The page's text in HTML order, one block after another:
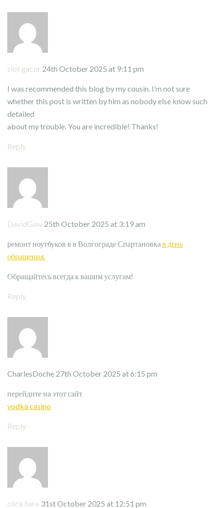
slot gacor 24th October 2025 at 9:11 pm
I was recommended this blog by my cousin. I’m not sure
whether this post is written by him as nobody else know such
detailed
about my trouble. You are incredible! Thanks!
Reply
DavidGaw 25th October 2025 at 3:19 am
ремонт ноутбуков в в Волгограде Спартановка в день
обращения.
Обращайтесь всегда к вашим услугам!
Reply
CharlesDoche 27th October 2025 at 6:15 pm
перейдите на этот сайт
vodka casino
Reply
click here 31st October 2025 at 12:51 pm